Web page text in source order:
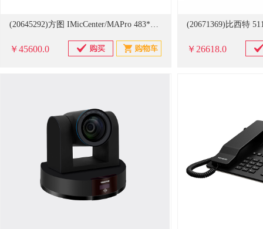
(20645292)方图 IMicCenter/MAPro 483*360*100.5 真数字智能会议中心(单位：台)
￥45600.0 ￥26618.0